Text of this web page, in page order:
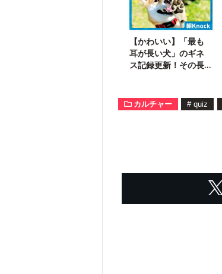
【かわいい】「最も
耳が長い犬」のギネ
ス記録更新！その長
カルチャー # quiz